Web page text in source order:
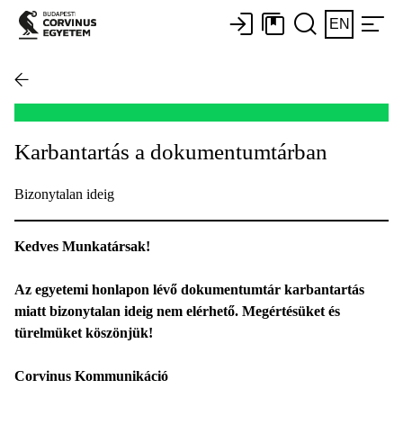
EN
Karbantartás a dokumentumtárban
Bizonytalan ideig
Kedves Munkatársak!
Az egyetemi honlapon lévő dokumentumtár karbantartás
miatt bizonytalan ideig nem elérhető. Megértésüket és
türelmüket köszönjük!
Corvinus Kommunikáció